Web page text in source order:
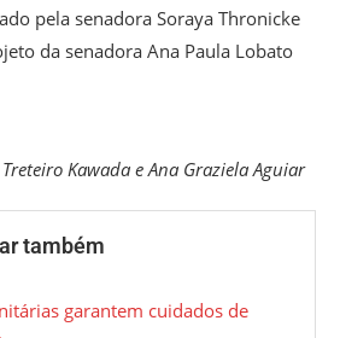
pela senadora Soraya Thronicke
da senadora Ana Paula Lobato
Kawada e Ana Graziela Aguiar
também
garantem cuidados de